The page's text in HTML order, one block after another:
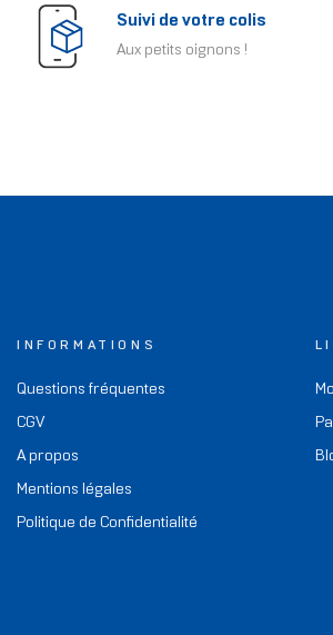
Suivi de votre colis
Aux petits oignons !
INFORMATIONS
Questions fréquentes
CGV
A propos
Mentions légales
Politique de Confidentialité